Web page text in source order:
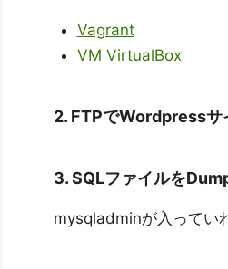
Vagrant
VM VirtualBox
2. FTPでWordpressサ
3. SQLファイルを
mysqladminが入ってい